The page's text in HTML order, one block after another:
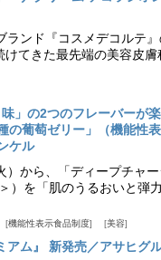
ンド『コスメデコルテ
てきた最先端の美容皮
」の2つのフレーバーが
の葡萄ゼリー」（機能性
ケル
から、「ディープチャ
）を「肌のうるおいと弾
機能性表示食品制度 美容
ム』 新発売／アサヒグ